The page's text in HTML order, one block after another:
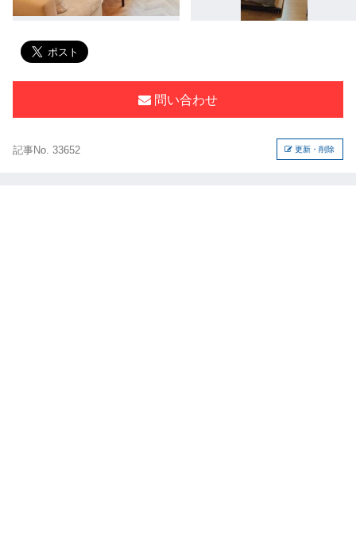
問い合わせ
記事No. 33652 更新・削除